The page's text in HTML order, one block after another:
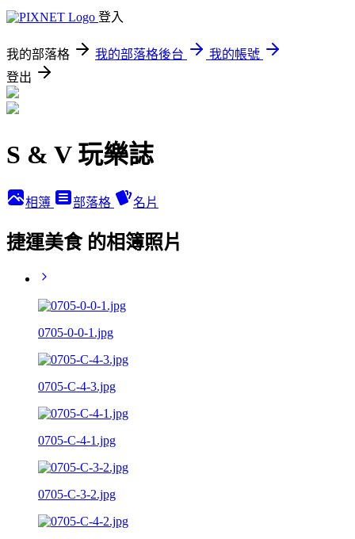
登入
我的部落格 我的部落格後台
我的帳號
登出
S & V 玩樂誌
相簿 部落格 名片
捷運美食 的相簿照片
0705-0-0-1.jpg
0705-C-4-3.jpg
0705-C-4-1.jpg
0705-C-3-2.jpg